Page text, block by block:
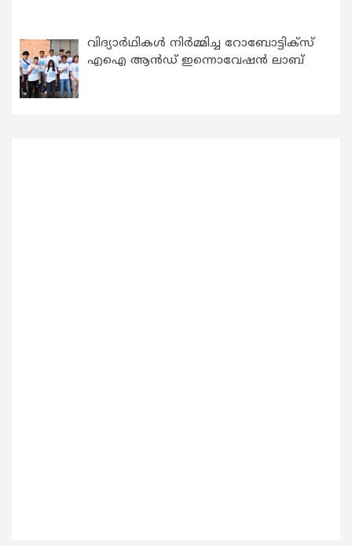
വിദ്യാര്‍ഥികള്‍ നിര്‍മ്മിച്ച റോബോട്ടിക്സ്
എഐ ആന്‍ഡ് ഇന്നൊവേഷന്‍ ലാബ്